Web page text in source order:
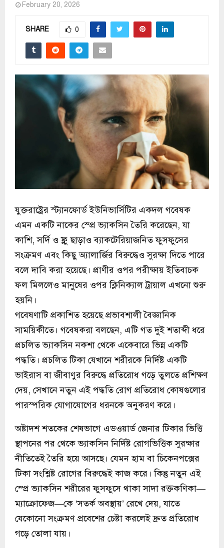
February 20, 2026
SHARE 0
যুক্তরাষ্ট্রের স্ট্যানফোর্ড ইউনিভার্সিটির একদল গবেষক
এমন একটি নাকের স্প্রে ভ্যাকসিন তৈরি করেছেন, যা
কাশি, সর্দি ও ফ্লু ছাড়াও ব্যাকটেরিয়াজনিত ফুসফুসের
সংক্রমণ এবং কিছু অ্যালার্জির বিরুদ্ধেও সুরক্ষা দিতে পারে
বলে দাবি করা হয়েছে। প্রাণীর ওপর পরীক্ষায় ইতিবাচক
ফল মিললেও মানুষের ওপর ক্লিনিক্যাল ট্রায়াল এখনো শুরু
হয়নি।
গবেষণাটি প্রকাশিত হয়েছে প্রভাবশালী বৈজ্ঞানিক
সাময়িকীতে। গবেষকরা বলছেন, এটি গত দুই শতাব্দী ধরে
প্রচলিত ভ্যাকসিন নকশা থেকে একেবারে ভিন্ন একটি
পদ্ধতি। প্রচলিত টিকা যেখানে শরীরকে নির্দিষ্ট একটি
ভাইরাস বা জীবাণুর বিরুদ্ধে প্রতিরোধ গড়ে তুলতে প্রশিক্ষণ
দেয়, সেখানে নতুন এই পদ্ধতি রোগ প্রতিরোধ কোষগুলোর
পারস্পরিক যোগাযোগের ধরনকে অনুকরণ করে।
অষ্টাদশ শতকের শেষভাগে এডওয়ার্ড জেনার টিকার ভিত্তি
স্থাপনের পর থেকে ভ্যাকসিন নির্দিষ্ট রোগভিত্তিক সুরক্ষার
নীতিতেই তৈরি হয়ে আসছে। যেমন হাম বা চিকেনপক্সের
টিকা সংশ্লিষ্ট রোগের বিরুদ্ধেই কাজ করে। কিন্তু নতুন এই
স্প্রে ভ্যাকসিন শরীরের ফুসফুসে থাকা সাদা রক্তকণিকা—
ম্যাক্রোফেজ—কে ‘সতর্ক অবস্থায়’ রেখে দেয়, যাতে
যেকোনো সংক্রমণ প্রবেশের চেষ্টা করলেই দ্রুত প্রতিরোধ
গড়ে তোলা যায়।